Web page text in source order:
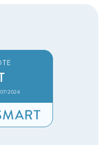
07/2024